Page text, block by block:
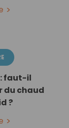
faut-il
du chaud
?